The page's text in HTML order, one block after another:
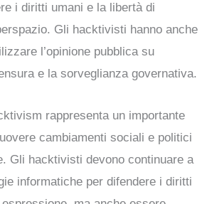
i diritti umani e la libertà di
Gli hacktivisti hanno anche
l’opinione pubblica su
e la sorveglianza governativa.
rappresenta un importante
cambiamenti sociali e politici
Gli hacktivisti devono continuare a
informatiche per difendere i diritti